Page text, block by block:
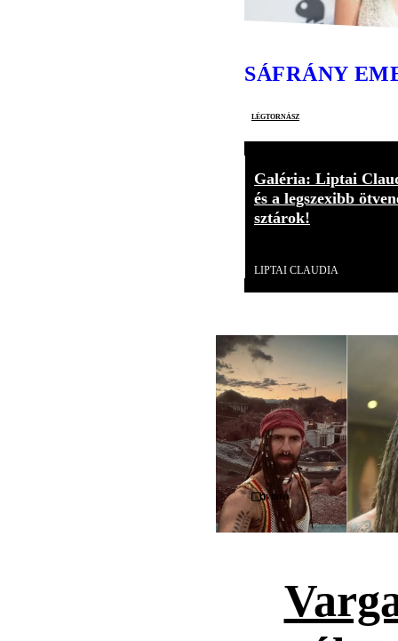
SÁFRÁNY
légtornász
Galéria: Liptai
és a legszexibb
sztárok!
LIPTAI CLAUDIA
Videó